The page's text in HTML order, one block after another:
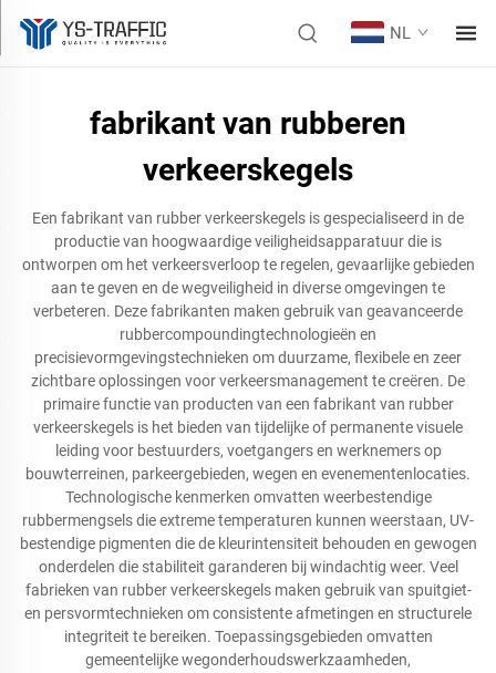
NL
fabrikant van rubberen
verkeerskegels
Een fabrikant van rubber verkeerskegels is gespecialiseerd in de
productie van hoogwaardige veiligheidsapparatuur die is
ontworpen om het verkeersverloop te regelen, gevaarlijke gebieden
aan te geven en de wegveiligheid in diverse omgevingen te
verbeteren. Deze fabrikanten maken gebruik van geavanceerde
rubbercompoundingtechnologieën en
precisievormgevingstechnieken om duurzame, flexibele en zeer
zichtbare oplossingen voor verkeersmanagement te creëren. De
primaire functie van producten van een fabrikant van rubber
verkeerskegels is het bieden van tijdelijke of permanente visuele
leiding voor bestuurders, voetgangers en werknemers op
bouwterreinen, parkeergebieden, wegen en evenementenlocaties.
Technologische kenmerken omvatten weerbestendige
rubbermengsels die extreme temperaturen kunnen weerstaan, UV-
bestendige pigmenten die de kleurintensiteit behouden en gewogen
onderdelen die stabiliteit garanderen bij windachtig weer. Veel
fabrieken van rubber verkeerskegels maken gebruik van spuitgiet-
en persvormtechnieken om consistente afmetingen en structurele
integriteit te bereiken. Toepassingsgebieden omvatten
gemeentelijke wegonderhoudswerkzaamheden,